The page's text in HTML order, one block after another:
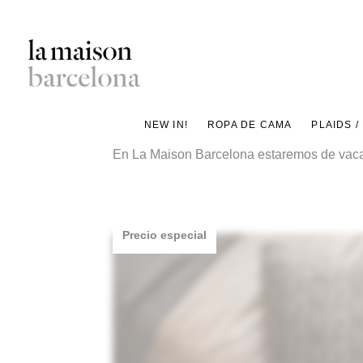
contenido
NEW IN! ROPA DE CAMA PLAIDS /
En La Maison Barcelona estaremos de
Precio especial